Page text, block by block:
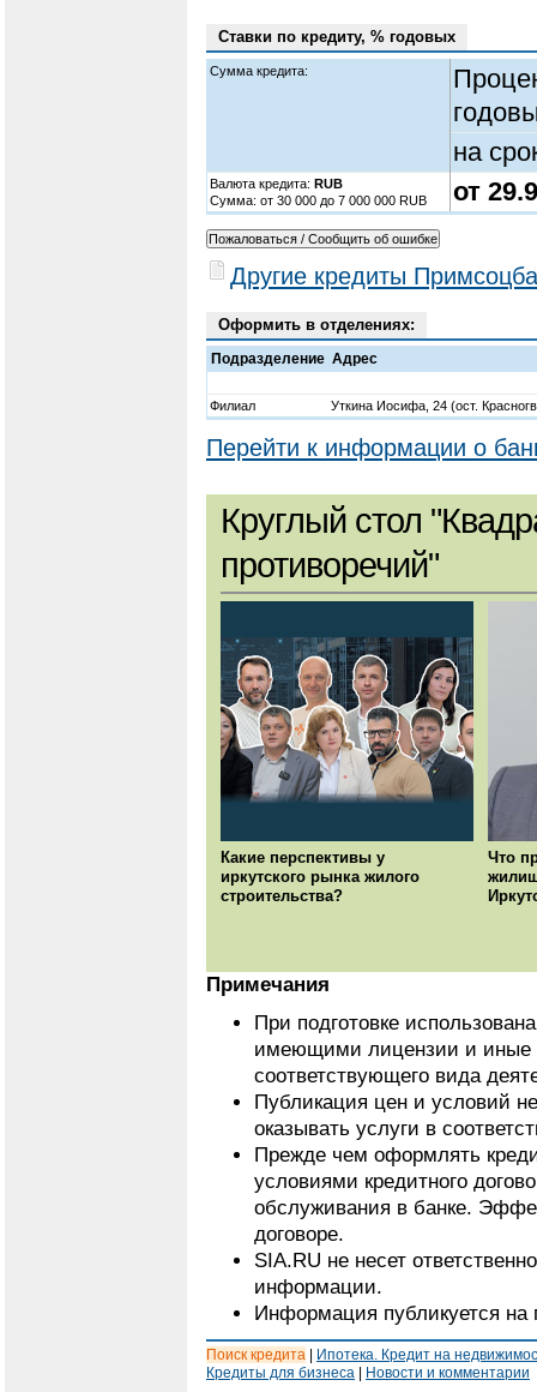
Ставки по кредиту, % годовых
Сумма кредита:
на
Валюта кредита: RUB
Cумма: от 30 000 до 7 000 000 RUB
от
Другие кредиты
Оформить в отделениях:
Подразделение Адрес
Филиал Уткина Иосифа, 24 (ост.
Перейти к информации о
Круглый стол
противоречий"
Какие перспективы у
иркутского рынка жилого
строительства?
Что
Примечания
При подготовке
имеющими лицензии и иные
соответствующего вида
Публикация цен и условий
оказывать услуги в
Прежде чем оформлять
условиями кредитного
обслуживания в банке.
договоре.
SIA.RU не несет
информации.
Информация публикуется на
Поиск кредита
Ипотека. Кредит на
Кредиты для бизнеса
Новости и комментарии